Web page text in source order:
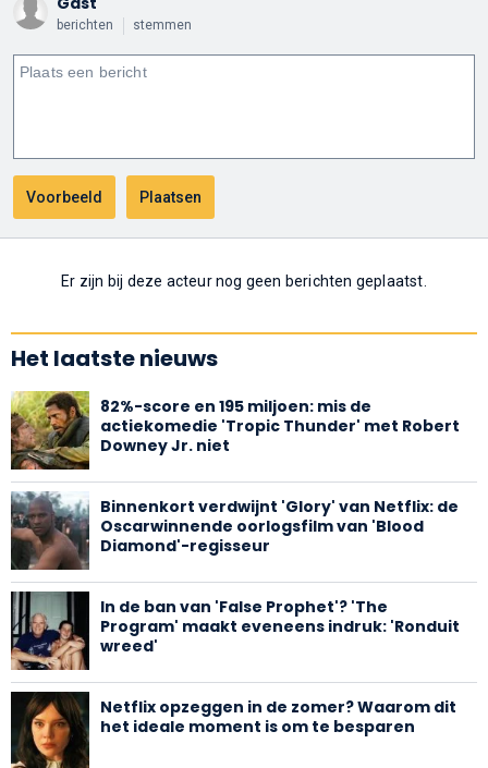
berichten stemmen
Er zijn bij deze acteur nog geen berichten geplaatst.
Het laatste nieuws
82%-score en 195 miljoen: mis de
actiekomedie 'Tropic Thunder' met Robert
Downey Jr. niet
Binnenkort verdwijnt 'Glory' van Netflix: de
Oscarwinnende oorlogsfilm van 'Blood
Diamond'-regisseur
In de ban van 'False Prophet'? 'The
Program' maakt eveneens indruk: 'Ronduit
wreed'
Netflix opzeggen in de zomer? Waarom dit
het ideale moment is om te besparen